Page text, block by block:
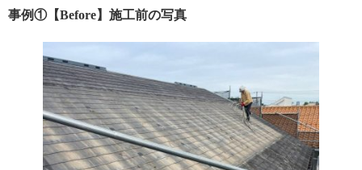
事例①【Before】施工前の写真